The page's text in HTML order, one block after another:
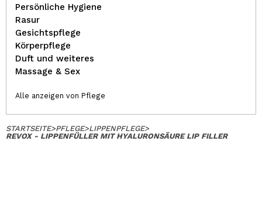
Persönliche Hygiene
Rasur
Gesichtspflege
Körperpflege
Duft und weiteres
Massage & Sex
Alle anzeigen von Pflege
STARTSEITE>PFLEGE>LIPPENPFLEGE>
REVOX - LIPPENFÜLLER MIT HYALURONSÄURE LIP FILLER